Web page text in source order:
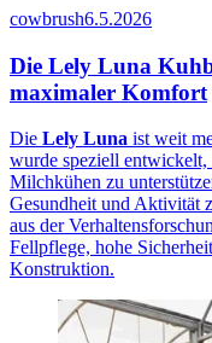
cowbrush6.5.2026
Die Lely Luna
maximaler Komfort
Die Lely Luna ist weit
wurde speziell entwickelt,
Milchkühen zu
Gesundheit und Aktivität
aus der
Fellpflege, hohe
Konstruktion.